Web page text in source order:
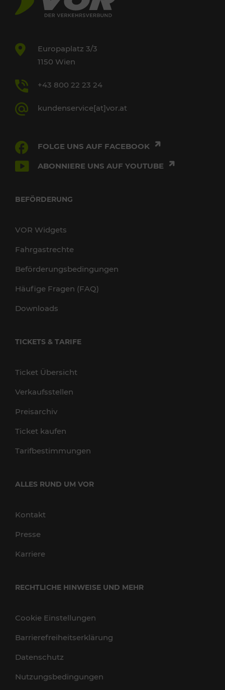
Europaplatz 3/3
1150 Wien
+43 800 22 23 24
kundenservice[at]vor.at
FOLGE UNS AUF FACEBOOK
ABONNIERE UNS AUF YOUTUBE
BEFÖRDERUNG
VOR Widgets
Fahrgastrechte
Beförderungsbedingungen
Häufige Fragen (FAQ)
Downloads
TICKETS & TARIFE
Ticket Übersicht
Verkaufsstellen
Preisarchiv
Ticket kaufen
Tarifbestimmungen
ALLES RUND UM VOR
Kontakt
Presse
Karriere
RECHTLICHE HINWEISE UND MEHR
Cookie Einstellungen
Barrierefreiheitserklärung
Datenschutz
Nutzungsbedingungen